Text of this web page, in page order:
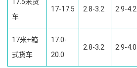
17.5米货
车
17-17.5 2.8-3.2 2.9-4.2
17米+箱
式货车
17.0-
20.0
2.8-3.2 2.9-4.0